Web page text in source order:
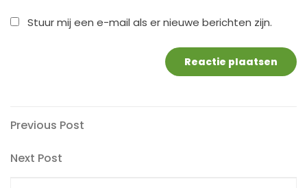
Stuur mij een e-mail als er nieuwe berichten zijn.
Berichtnavigatie
Previous
Previous Post
Next
Next Post